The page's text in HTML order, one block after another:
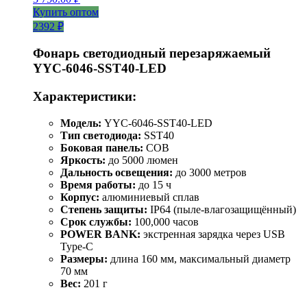
Купить оптом
2392 ₽
Фонарь светодиодный перезаряжаемый
YYC-6046-SST40-LED
Характеристики:
Модель: YYC-6046-SST40-LED
Тип светодиода: SST40
Боковая панель: COB
Яркость: до 5000 люмен
Дальность освещения: до 3000 метров
Время работы: до 15 ч
Корпус: алюминиевый сплав
Степень защиты: IP64 (пыле-влагозащищённый)
Срок службы: 100,000 часов
POWER BANK: экстренная зарядка через USB
Type-C
Размеры: длина 160 мм, максимальный диаметр
70 мм
Вес: 201 г